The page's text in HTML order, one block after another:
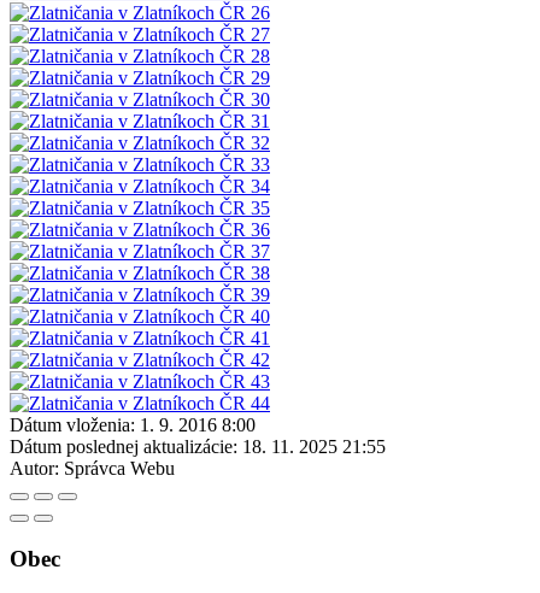
Dátum vloženia: 1. 9. 2016 8:00
Dátum poslednej aktualizácie: 18. 11. 2025 21:55
Autor: Správca Webu
Obec